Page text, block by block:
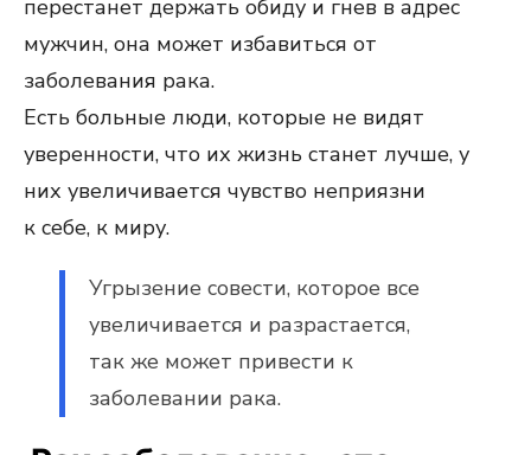
перестанет держать обиду и гнев в адрес
мужчин, она может избавиться от
заболевания рака.
Есть больные люди, которые не видят
уверенности, что их жизнь станет лучше, у
них увеличивается чувство неприязни
к себе, к миру.
Угрызение совести, которое все
увеличивается и разрастается,
так же может привести к
заболевании рака.